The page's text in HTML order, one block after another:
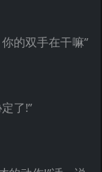
的双手在干嘛”
了!”